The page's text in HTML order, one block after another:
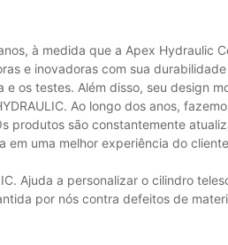
à medida que a Apex Hydraulic
e inovadoras com sua
os testes. Além disso, seu design
Ao longo dos anos,
produtos são constantemente
uma melhor experiência do
Ajuda a personalizar o cilindro
por nós contra defeitos de